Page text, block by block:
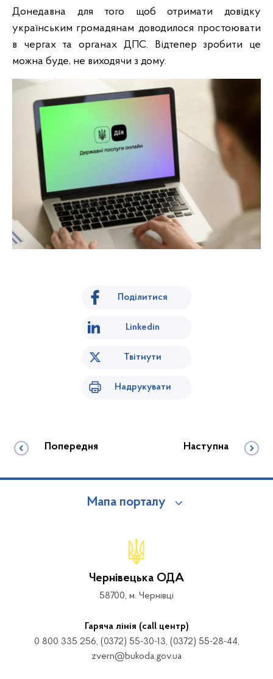
Донедавна для того щоб отримати довідку
українським громадянам доводилося простоювати
в чергах та органах ДПС. Відтепер зробити це
можна буде, не виходячи з дому.
Поділитися
Linkedin
Твітнути
Надрукувати
Попередня Наступна
Мапа порталу
Чернівецька ОДА
58700, м. Чернівці
Гаряча лінія (call центр)
0 800 335 256, (0372) 55-30-13, (0372) 55-28-44,
zvern@bukoda.gov.ua